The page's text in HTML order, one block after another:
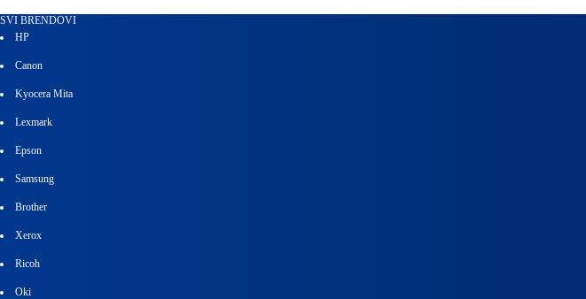
SVI BRENDOVI
HP
Canon
Kyocera Mita
Lexmark
Epson
Samsung
Brother
Xerox
Ricoh
Oki